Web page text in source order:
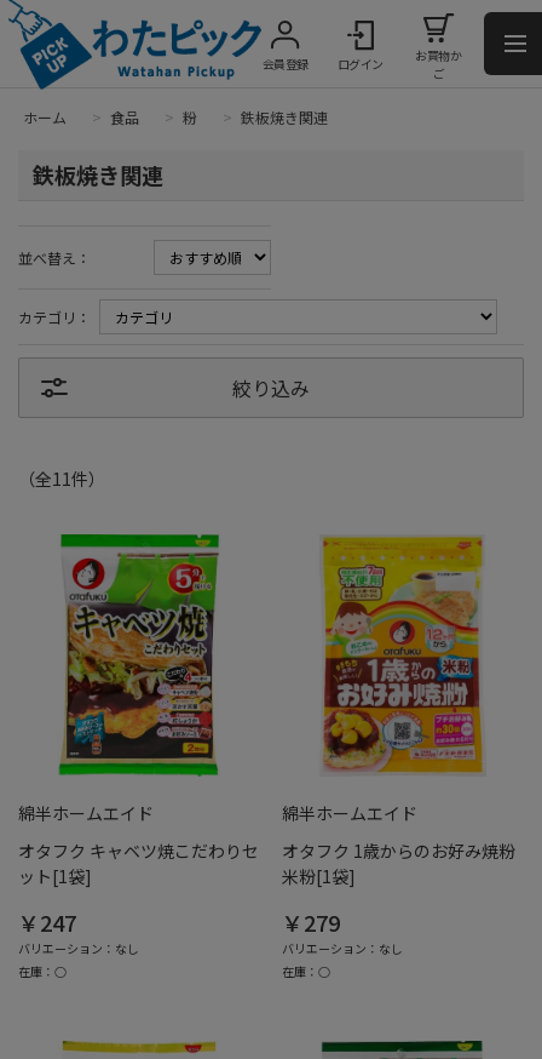
会員登録 ログイン
お買物か
ご
ホーム > 食品 > 粉 > 鉄板焼き関連
鉄板焼き関連
並べ替え：
カテゴリ：
絞り込み
（全11件）
綿半ホームエイド
オタフク キャベツ焼こだわりセ
ット[1袋]
￥247
バリエーション：なし
在庫：○
綿半ホームエイド
オタフク 1歳からのお好み焼粉
米粉[1袋]
￥279
バリエーション：なし
在庫：○